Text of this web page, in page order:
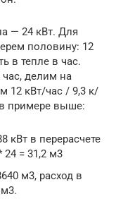
— 24 кВт. Для
половину: 12
в тепле в час.
делим на
12 кВт/час / 9,3 к/
в примере выше:
кВт в перерасчете
24 = 31,2 м3
м3, расход в